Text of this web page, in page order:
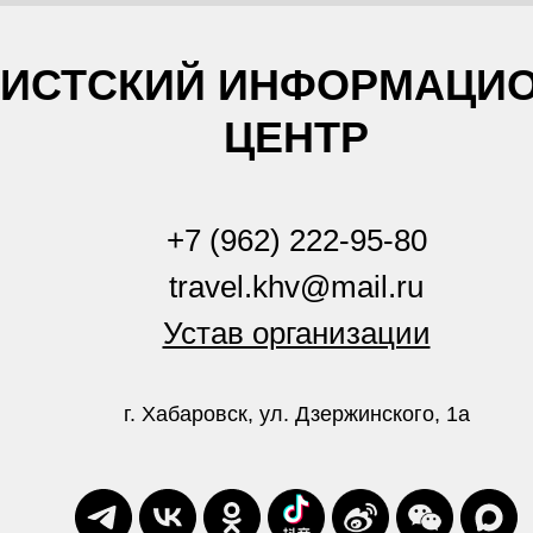
ЦЕНТР
+7 (962) 222-95-80
travel.khv@mail.ru
Устав организации
г. Хабаровск, ул. Дзержинского, 1а